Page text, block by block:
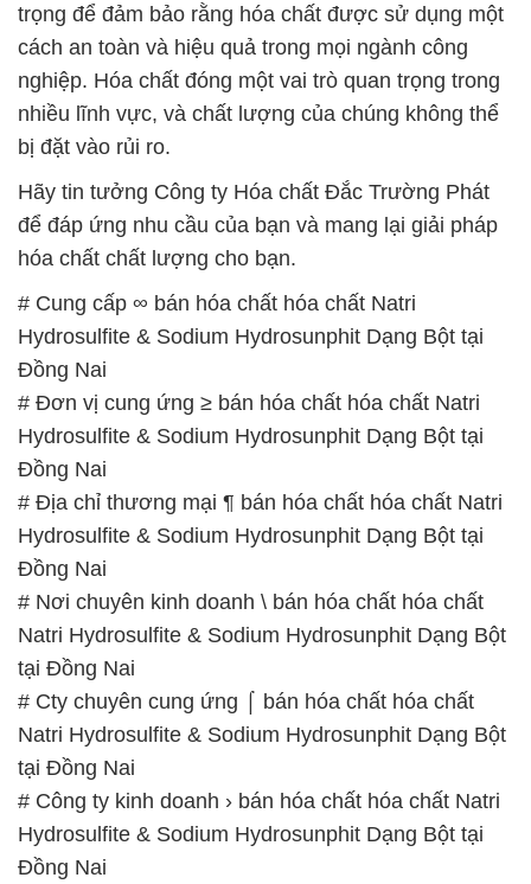
trọng để đảm bảo rằng hóa chất được sử dụng một
cách an toàn và hiệu quả trong mọi ngành công
nghiệp. Hóa chất đóng một vai trò quan trọng trong
nhiều lĩnh vực, và chất lượng của chúng không thể
bị đặt vào rủi ro.
Hãy tin tưởng Công ty Hóa chất Đắc Trường Phát
để đáp ứng nhu cầu của bạn và mang lại giải pháp
hóa chất chất lượng cho bạn.
# Cung cấp ∞ bán hóa chất hóa chất Natri
Hydrosulfite & Sodium Hydrosunphit Dạng Bột tại
Đồng Nai
# Đơn vị cung ứng ≥ bán hóa chất hóa chất Natri
Hydrosulfite & Sodium Hydrosunphit Dạng Bột tại
Đồng Nai
# Địa chỉ thương mại ¶ bán hóa chất hóa chất Natri
Hydrosulfite & Sodium Hydrosunphit Dạng Bột tại
Đồng Nai
# Nơi chuyên kinh doanh \ bán hóa chất hóa chất
Natri Hydrosulfite & Sodium Hydrosunphit Dạng Bột
tại Đồng Nai
# Cty chuyên cung ứng ⌠ bán hóa chất hóa chất
Natri Hydrosulfite & Sodium Hydrosunphit Dạng Bột
tại Đồng Nai
# Công ty kinh doanh › bán hóa chất hóa chất Natri
Hydrosulfite & Sodium Hydrosunphit Dạng Bột tại
Đồng Nai